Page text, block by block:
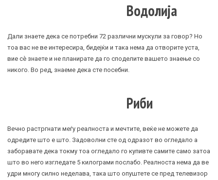
Водолија
Дали знаете дека се потребни 72 различни мускули за говор? Но
тоа вас не ве интересира, бидејќи и така нема да отворите уста,
вие сè знаете и не планирате да го споделите вашето знаење со
никого. Во ред, знаеме дека сте посебни.
Риби
Вечно растргнати меѓу реалноста и мечтите, веќе не можете да
одредите што е што. Задоволни сте од одразот во огледало а
заборавате дека токму тоа огледало го купивте самите само затоа
што во него изгледате 5 килограми послабо. Реалноста нема да ве
удри многу силно неделава, така што опуштете се пред телевизор